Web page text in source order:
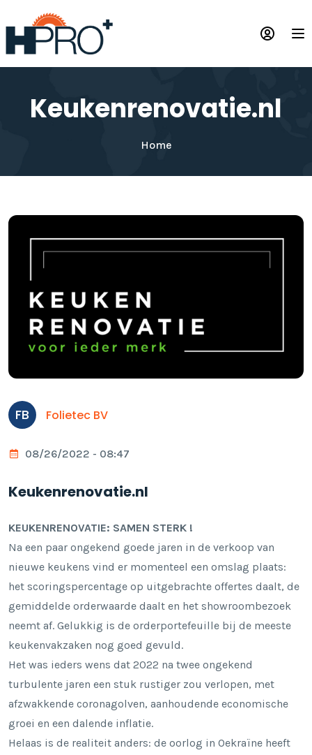
to
main
content
Keukenrenovatie.nl
Home
FB Folietec BV
08/26/2022 - 08:47
Keukenrenovatie.nl
KEUKENRENOVATIE: SAMEN STERK !
Na een paar ongekend goede jaren in de verkoop van
nieuwe keukens vind er momenteel een omslag plaats:
het scoringspercentage op uitgebrachte offertes daalt, de
gemiddelde orderwaarde daalt en het showroombezoek
neemt af. Gelukkig is de orderportefeuille bij de meeste
keukenvakzaken nog goed gevuld.
Het was ieders wens dat 2022 na twee ongekend
turbulente jaren een stuk rustiger zou verlopen, met
afzwakkende coronagolven, aanhoudende economische
groei en een dalende inflatie.
Helaas is de realiteit anders: de oorlog in Oekraïne heeft